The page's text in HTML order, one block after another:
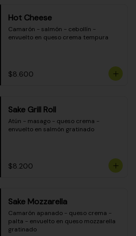
Hot Cheese
Camarón - salmón - cebollín -
envuelto en queso crema tempura
$8.600
Sake Grill Roll
Atún - masago - queso crema -
envuelto en salmón gratinado
$8.200
Sake Mozzarella
Camarón apanado - queso crema -
palta - envuelto en queso mozzarella
gratinado